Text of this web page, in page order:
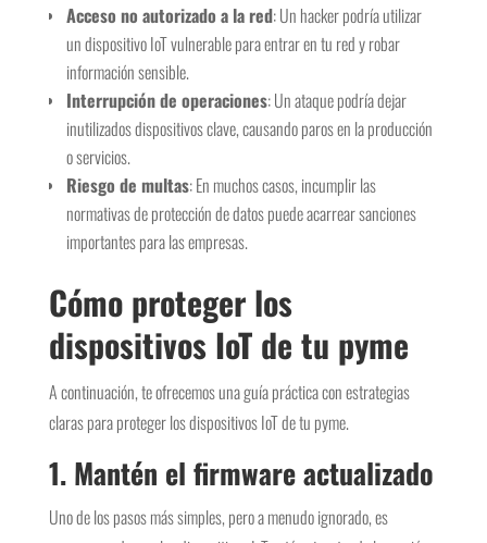
Acceso no autorizado a la red: Un hacker podría utilizar
un dispositivo IoT vulnerable para entrar en tu red y robar
información sensible.
Interrupción de operaciones: Un ataque podría dejar
inutilizados dispositivos clave, causando paros en la producción
o servicios.
Riesgo de multas: En muchos casos, incumplir las
normativas de protección de datos puede acarrear sanciones
importantes para las empresas.
Cómo proteger los
dispositivos IoT de tu pyme
A continuación, te ofrecemos una guía práctica con estrategias
claras para proteger los dispositivos IoT de tu pyme.
1. Mantén el firmware actualizado
Uno de los pasos más simples, pero a menudo ignorado, es